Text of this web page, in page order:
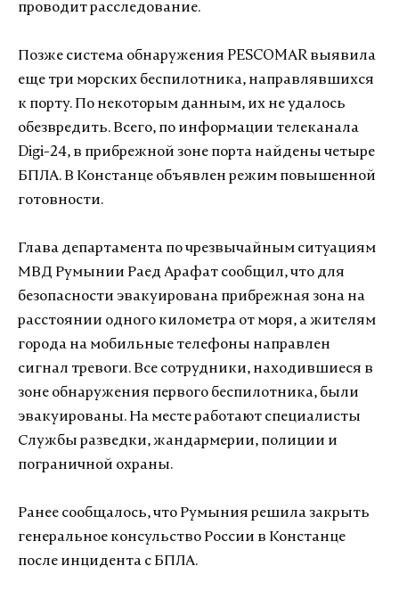
проводит расследование.
Позже система обнаружения PESCOMAR выявила
еще три морских беспилотника, направлявшихся
к порту. По некоторым данным, их не удалось
обезвредить. Всего, по информации телеканала
Digi-24, в прибрежной зоне порта найдены четыре
БПЛА. В Констанце объявлен режим повышенной
готовности.
Глава департамента по чрезвычайным ситуациям
МВД Румынии Раед Арафат сообщил, что для
безопасности эвакуирована прибрежная зона на
расстоянии одного километра от моря, а жителям
города на мобильные телефоны направлен
сигнал тревоги. Все сотрудники, находившиеся в
зоне обнаружения первого беспилотника, были
эвакуированы. На месте работают специалисты
Службы разведки, жандармерии, полиции и
пограничной охраны.
Ранее сообщалось, что Румыния решила закрыть
генеральное консульство России в Констанце
после инцидента с БПЛА.